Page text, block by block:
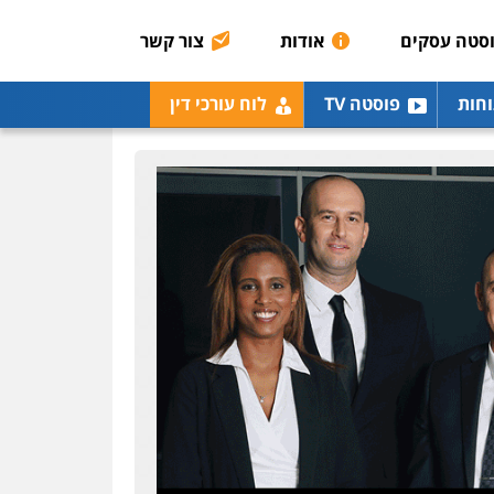
עסקים אודות צור קשר
פוסטה TV לוח עורכי דין
מנשה, אלמוג – עורכי דין
פלילי עבירות תנועה
צווארון לבן תעבורה עורכי
דין לענייני אסירים מעצרים
0546470989
עו"ד אבי כהן
פלילי פשיעה חמורה
קטינים אלימות סמים
עבירות מין
0523647066
ויקי שמואל – משרד עו"ד
משפט פלילי
0528959600